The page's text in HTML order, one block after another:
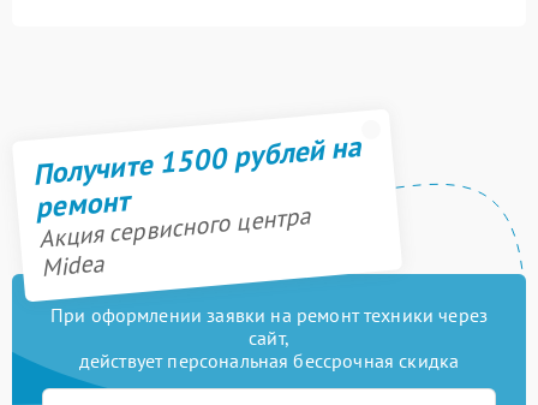
Получите 1500 рублей на
ремонт
Акция сервисного центра
Midea
При оформлении заявки на ремонт техники через
сайт,
действует персональная бессрочная скидка